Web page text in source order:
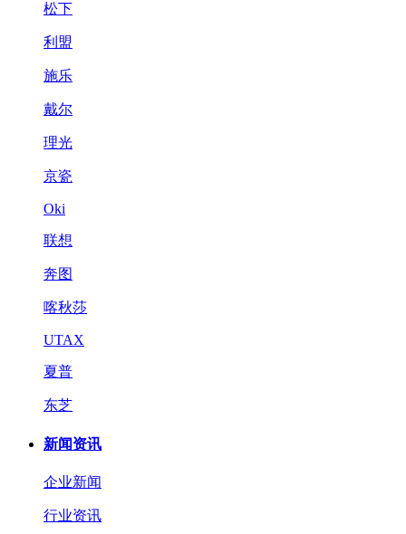
松下
利盟
施乐
戴尔
理光
京瓷
Oki
联想
奔图
喀秋莎
UTAX
夏普
东芝
新闻资讯
企业新闻
行业资讯